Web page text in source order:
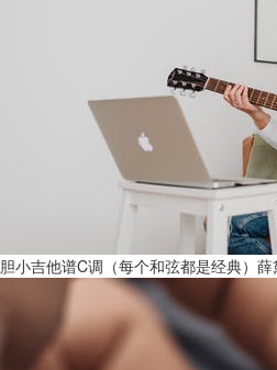
胆小吉他谱C调（每个和弦都是经典）